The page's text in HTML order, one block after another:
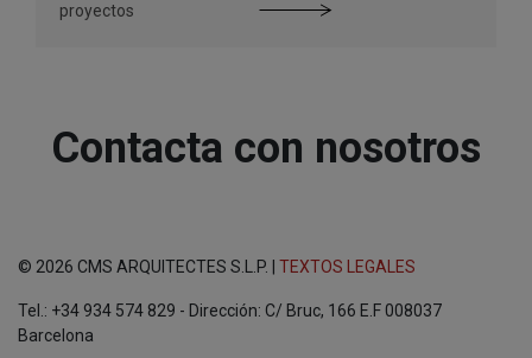
proyectos
Contacta con nosotros
© 2026 CMS ARQUITECTES S.L.P. | TEXTOS LEGALES
Tel.: +34 934 574 829 - Dirección: C/ Bruc, 166 E.F 008037
Barcelona